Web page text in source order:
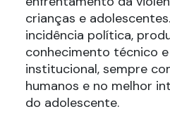
crianças e
incidência política,
conhecimento técnico
institucional, sempre
humanos e no melhor
do adolescente.